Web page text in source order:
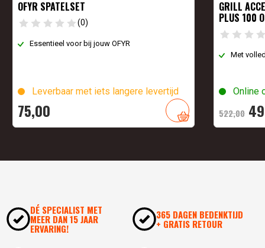
OFYR SPATELSET
(0)
Essentieel voor bij jouw OFYR
Leverbaar met iets langere levertijd
75,00
GRILL
PLUS 100
Met
Online
522,00
DÉ SPECIALIST MET
MEER DAN 15 JAAR
ERVARING!
365 DAGEN BEDENKTIJD
+ GRATIS RETOUR